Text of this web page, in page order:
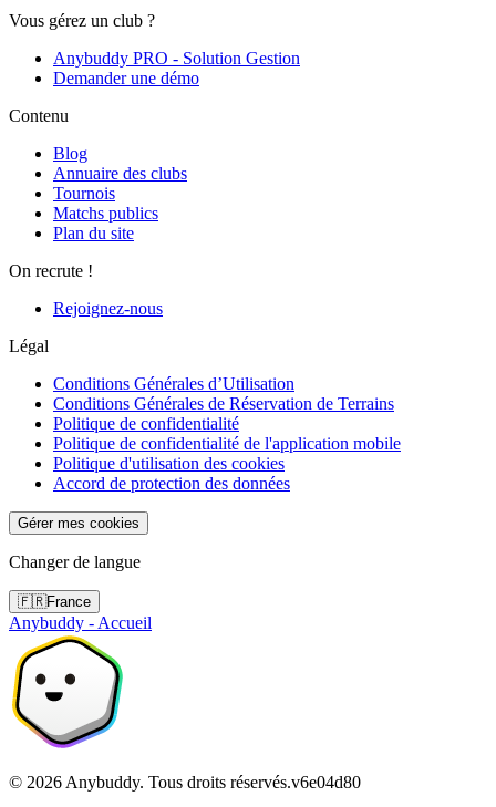
Vous gérez un club ?
Anybuddy PRO - Solution Gestion
Demander une démo
Contenu
Blog
Annuaire des clubs
Tournois
Matchs publics
Plan du site
On recrute !
Rejoignez-nous
Légal
Conditions Générales d’Utilisation
Conditions Générales de Réservation de Terrains
Politique de confidentialité
Politique de confidentialité de l'application mobile
Politique d'utilisation des cookies
Accord de protection des données
Gérer mes cookies
Changer de langue
🇫🇷France
Anybuddy - Accueil
© 2026 Anybuddy. Tous droits réservés.v6e04d80